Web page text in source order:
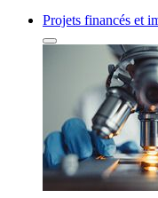
Projets financés et